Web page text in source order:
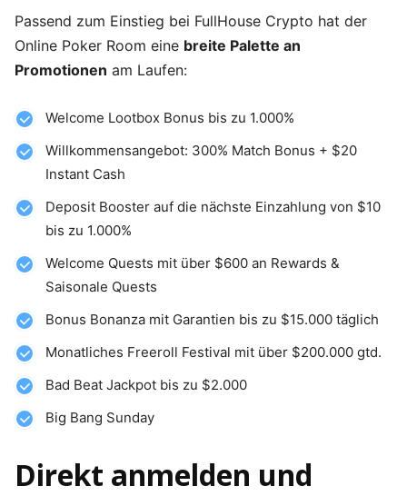
Passend zum Einstieg bei FullHouse Crypto hat der
Online Poker Room eine breite Palette an
Promotionen am Laufen:
Welcome Lootbox Bonus bis zu 1.000%
Willkommensangebot: 300% Match Bonus + $20
Instant Cash
Deposit Booster auf die nächste Einzahlung von $10
bis zu 1.000%
Welcome Quests mit über $600 an Rewards &
Saisonale Quests
Bonus Bonanza mit Garantien bis zu $15.000 täglich
Monatliches Freeroll Festival mit über $200.000 gtd.
Bad Beat Jackpot bis zu $2.000
Big Bang Sunday
Direkt anmelden und